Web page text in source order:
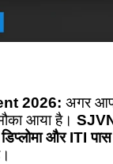
2026: अगर
आया है।
और ITI पास